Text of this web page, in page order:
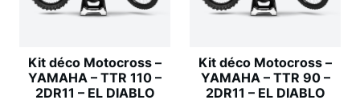
Kit déco Motocross –
YAMAHA – TTR 110 –
2DR11 – EL DIABLO
Kit déco Motocross –
YAMAHA – TTR 90 –
2DR11 – EL DIABLO